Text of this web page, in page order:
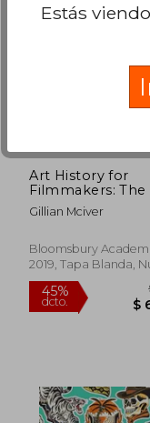
45%
dcto.
Art History for
Filmmakers: The
of Visual
(Required Reading
Gillian Mciver
Bloomsbury
2019, Tapa Blanda,
Estás viendo